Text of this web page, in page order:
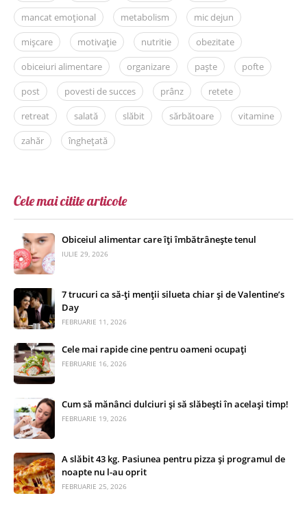
mancat emoțional
metabolism
mic dejun
mișcare
motivație nutritie
obezitate
obiceiuri alimentare
organizare paște
pofte
post
povesti de succes prânz
retete
retreat
salată slăbit sărbătoare
vitamine
zahăr
înghețată
Cele mai citite articole
Obiceiul alimentar care îți îmbătrânește tenul
IULIE 29, 2026
7 trucuri ca să-ți menții silueta chiar și de Valentine’s
Day
FEBRUARIE 11, 2026
Cele mai rapide cine pentru oameni ocupați
FEBRUARIE 16, 2026
Cum să mănânci dulciuri și să slăbești în același timp!
FEBRUARIE 19, 2026
A slăbit 43 kg. Pasiunea pentru pizza și programul de
noapte nu l-au oprit
FEBRUARIE 25, 2026